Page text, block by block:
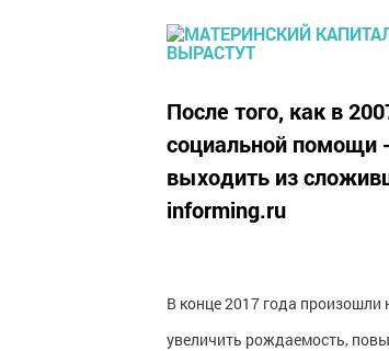
После того, как в
социальной помощи
выходить из
informing.ru
В конце 2017 года произошли
увеличить рождаемость,